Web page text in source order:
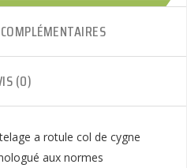
(0)
a rotule col de cygne
aux normes